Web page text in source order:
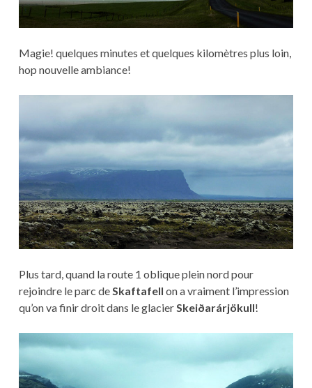
Magie! quelques minutes et quelques kilomètres plus loin,
hop nouvelle ambiance!
Plus tard, quand la route 1 oblique plein nord pour
rejoindre le parc de Skaftafell on a vraiment l’impression
qu’on va finir droit dans le glacier Skeiðarárjökull!